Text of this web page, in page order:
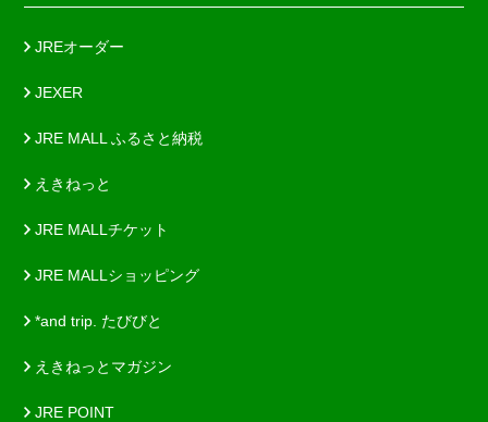
JREオーダー
JEXER
JRE MALL ふるさと納税
えきねっと
JRE MALLチケット
JRE MALLショッピング
*and trip. たびびと
えきねっとマガジン
JRE POINT